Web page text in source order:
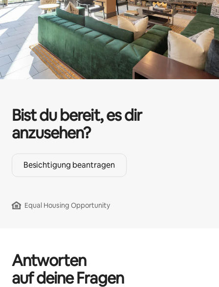
Bist du bereit, es dir
anzusehen?
Besichtigung beantragen
Equal Housing Opportunity
Antworten
auf deine Fragen